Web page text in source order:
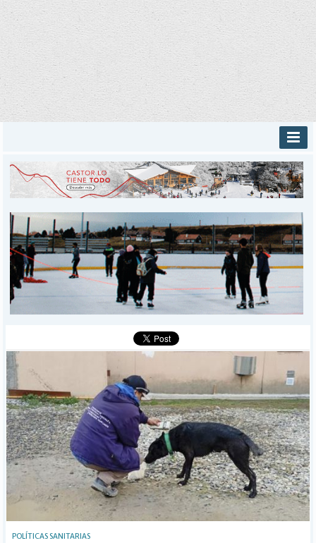
INICIO
PROVINCIALES
DEPORTES
POLICIALES
I-DIARIO
MÁS
BÚSQUEDA
POLÍTICAS SANITARIAS